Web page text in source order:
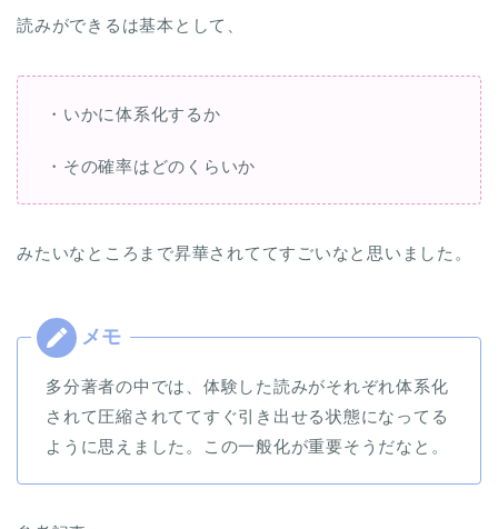
読みができるは基本として、
・いかに体系化するか
・その確率はどのくらいか
みたいなところまで昇華されててすごいなと思いました。
多分著者の中では、体験した読みがそれぞれ体系化
されて圧縮されててすぐ引き出せる状態になってる
ように思えました。この一般化が重要そうだなと。